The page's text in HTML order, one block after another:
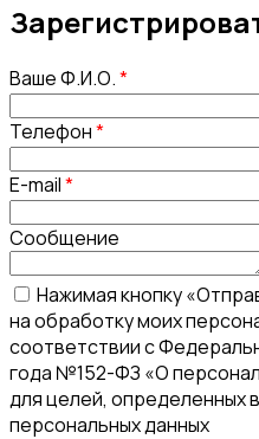
Ваше Ф.И.О.*
Телефон*
E-mail*
Сообщение
Нажимая кнопку
на обработку моих
соответствии с
года №152-ФЗ «О
для целей, определенных
персональных данных